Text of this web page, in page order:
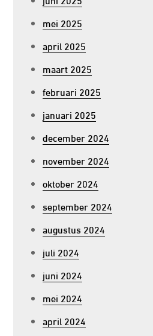
mei 2025
april 2025
maart 2025
februari 2025
januari 2025
december 2024
november 2024
oktober 2024
september 2024
augustus 2024
juli 2024
juni 2024
mei 2024
april 2024